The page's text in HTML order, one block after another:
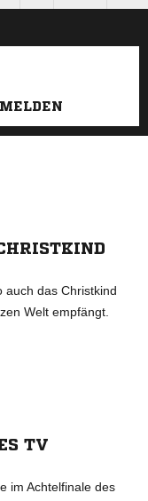
auch das Christkind
Welt empfängt.
TV
im Achtelfinale des